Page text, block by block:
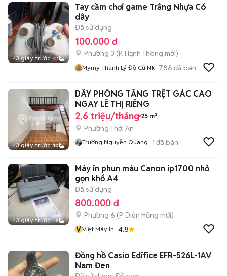
43 giây trước 1
Tay cầm chơi game Trắng Nhựa Có
dây
Đã sử dụng
100.000 đ
Phường 3 (P. Hạnh Thông mới)
Mymy Thanh Lý Đồ Cũ Nk 788 đã bán
43 giây trước 10
DÃY PHÒNG TẦNG TRỆT GÁC CAO
NGAY LÊ THỊ RIÊNG
2,6 triệu/tháng 25 m²
Phường Thới An
Trường Nguyễn Quang 1 đã bán
43 giây trước 2
Máy in phun màu Canon ip1700 nhỏ
gọn khổ A4
Đã sử dụng
800.000 đ
Phường 6 (P. Diên Hồng mới)
VViệt Máy In 4.8
Đồng hồ Casio Edifice EFR-526L-1AV
Nam Đen